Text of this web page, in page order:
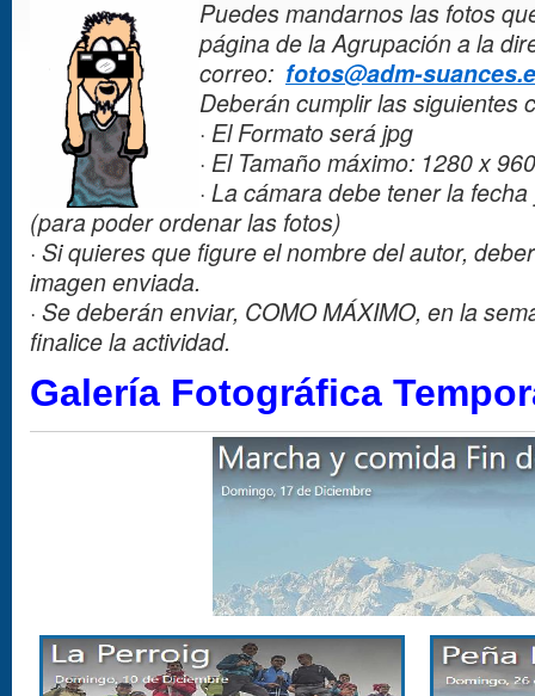
Puedes mandarnos las fotos
página de la Agrupación a la
correo: fotos@adm-
Deberán cumplir las siguientes
· El Formato será jpg
· El Tamaño máximo: 1280 x 960
· La cámara debe tener la
(para poder ordenar las fotos)
· Si quieres que figure el nombre del autor,
imagen enviada.
· Se deberán enviar, COMO MÁXIMO, en la
finalice la actividad.
Galería Fotográfica